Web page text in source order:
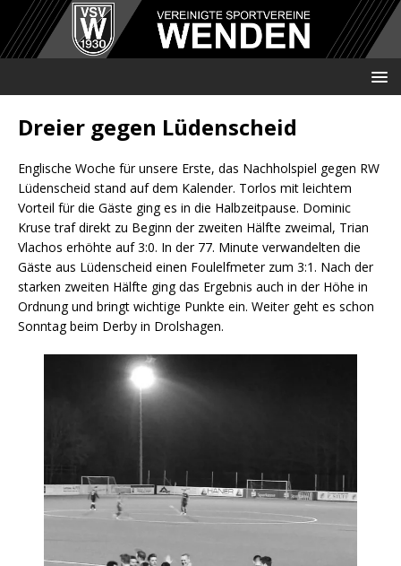
Dreier gegen Lüdenscheid
Englische Woche für unsere Erste, das Nachholspiel gegen RW
Lüdenscheid stand auf dem Kalender. Torlos mit leichtem
Vorteil für die Gäste ging es in die Halbzeitpause. Dominic
Kruse traf direkt zu Beginn der zweiten Hälfte zweimal, Trian
Vlachos erhöhte auf 3:0. In der 77. Minute verwandelten die
Gäste aus Lüdenscheid einen Foulelfmeter zum 3:1. Nach der
starken zweiten Hälfte ging das Ergebnis auch in der Höhe in
Ordnung und bringt wichtige Punkte ein. Weiter geht es schon
Sonntag beim Derby in Drolshagen.